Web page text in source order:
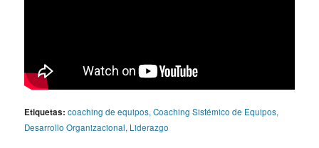
Etiquetas: coaching de equipos, Coaching Sistémico de Equipos,
Desarrollo Organizacional, Liderazgo